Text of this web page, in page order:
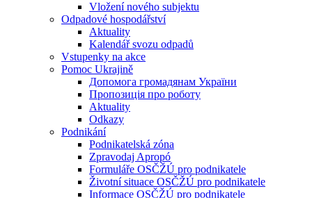
Vložení nového subjektu
Odpadové hospodářství
Aktuality
Kalendář svozu odpadů
Vstupenky na akce
Pomoc Ukrajině
Допомога громадянам України
Пропозиція про роботу
Aktuality
Odkazy
Podnikání
Podnikatelská zóna
Zpravodaj Apropó
Formuláře OSČŽÚ pro podnikatele
Životní situace OSČŽÚ pro podnikatele
Informace OSČŽÚ pro podnikatele